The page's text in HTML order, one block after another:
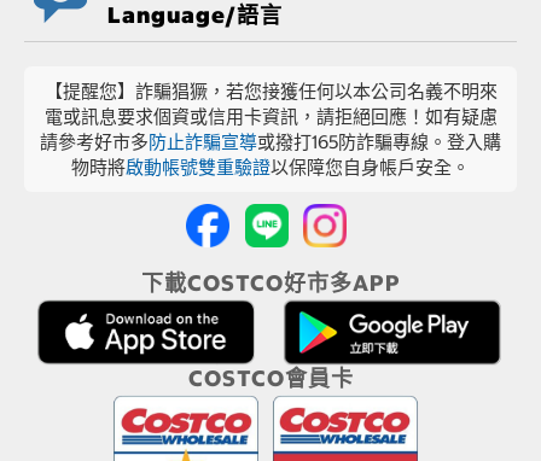
Language/語言
【提醒您】詐騙猖獗，若您接獲任何以本公司名義不明來
電或訊息要求個資或信用卡資訊，請拒絕回應！如有疑慮
請參考好市多防止詐騙宣導或撥打165防詐騙專線。登入購
物時將啟動帳號雙重驗證以保障您自身帳戶安全。
下載COSTCO好市多APP
COSTCO會員卡